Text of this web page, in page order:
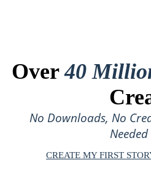
Over40
No Downloads, No
CREATE MY FIRST